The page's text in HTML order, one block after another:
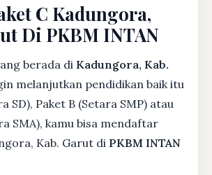
C Kadungora,
Di PKBM INTAN
berada di Kadungora, Kab.
melanjutkan pendidikan baik itu
SD), Paket B (Setara SMP) atau
SMA), kamu bisa mendaftar
Kab. Garut di PKBM INTAN